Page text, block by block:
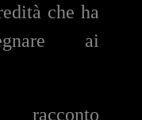
che ha
ai